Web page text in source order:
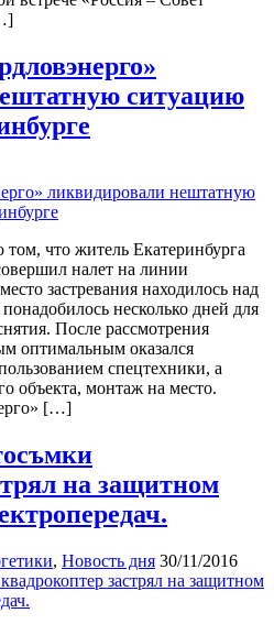
ситуацию
что житель Екатеринбурга
налет на линии
застревания находилось над
несколько дней для
После рассмотрения
оптимальным оказался
спецтехники, а
объекта, монтаж на место.
[…]
на защитном
, Новость дня 30/11/2016